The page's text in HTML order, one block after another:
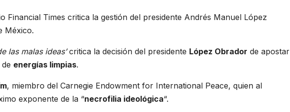
Financial Times critica la gestión del presidente Andrés Manuel López
México.
las malas ideas’critica la decisión del presidente López Obrador de apostar
energías limpias.
, miembro del Carnegie Endowment for International Peace, quien al
exponente de la “necrofilia ideológica“.